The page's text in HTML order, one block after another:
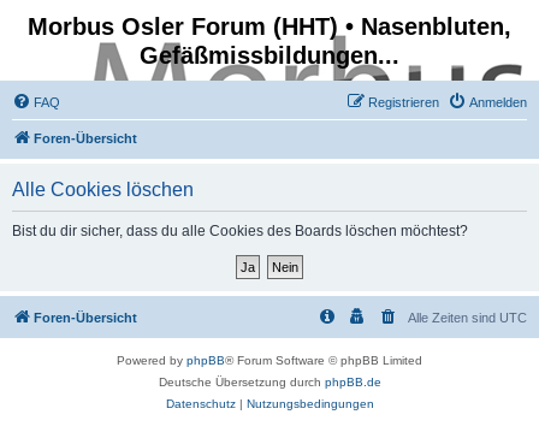
Morbus Osler Forum (HHT) • Nasenbluten,
Gefäßmissbildungen...
FAQ Anmelden
Registrieren
Foren-Übersicht
Alle Cookies löschen
Bist du dir sicher, dass du alle Cookies des Boards löschen möchtest?
Foren-Übersicht Alle Zeiten sind UTC
Powered by phpBB® Forum Software © phpBB Limited
Deutsche Übersetzung durch phpBB.de
Datenschutz| Nutzungsbedingungen